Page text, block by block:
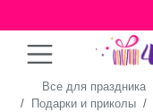
Все для праздника
Подарки и приколы